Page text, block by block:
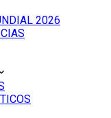
2026